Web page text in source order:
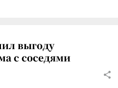
выгоду
с соседями